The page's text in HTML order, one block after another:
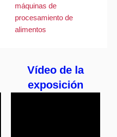
máquinas de
procesamiento de
alimentos
Vídeo de la
exposición